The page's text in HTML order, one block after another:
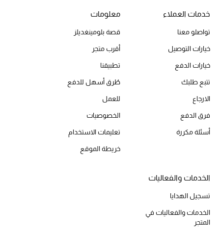
الأحذية الرجالية
أحذية للأطفال
أحذية مختارة
خصومات
جميع مستحضرات الجمال
الجديد في عالم الجمال
خدمات العملاء
تواصلو معنا
خيارات التوصيل
خيارات الدفع
تتبع طلبك
الارجاع
فرق الدفع
أسئلة مكررة
معلومات
قصة بلومينغديلز
أقرب متجر
تطبيقنا
طُرق أسهل للدفع
للعمل
الخصوصيات
تعليمات الاستخدام
خريطة الموقع
الخدمات والفعاليات
تسجيل الهدايا
الخدمات والفعاليات في
المتجر